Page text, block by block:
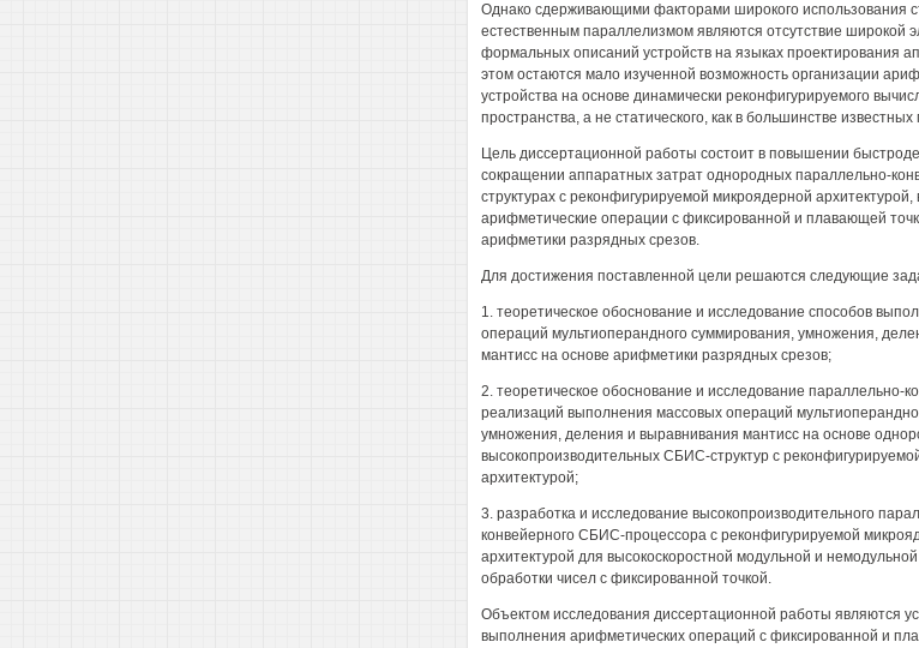
Однако сдерживающими факторами широкого использования
естественным параллелизмом являются отсутствие широкой
формальных описаний устройств на языках проектирования
этом остаются мало изученной возможность организации
устройства на основе динамически реконфигурируемого
пространства, а не статического, как в большинстве
Цель диссертационной работы состоит в повышении
сокращении аппаратных затрат однородных параллельно-
структурах с реконфигурируемой микроядерной
арифметические операции с фиксированной и плавающей
арифметики разрядных срезов.
Для достижения поставленной цели решаются следующие
1. теоретическое обоснование и исследование способов
операций мультиоперандного суммирования, умножения,
мантисс на основе арифметики разрядных срезов;
2. теоретическое обоснование и исследование параллельно-
реализаций выполнения массовых операций
умножения, деления и выравнивания мантисс на основе
высокопроизводительных СБИС-структур с
архитектурой;
3. разработка и исследование высокопроизводительного
конвейерного СБИС-процессора с реконфигурируемой
архитектурой для высокоскоростной модульной и
обработки чисел с фиксированной точкой.
Объектом исследования диссертационной работы являются
выполнения арифметических операций с фиксированной и